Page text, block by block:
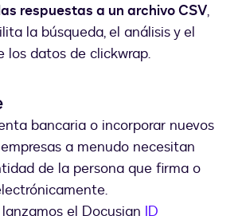
respuestas a un archivo CSV,
la búsqueda, el análisis y el
los datos de clickwrap.
bancaria o incorporar nuevos
a menudo necesitan
de la persona que firma o
el Docusign ID